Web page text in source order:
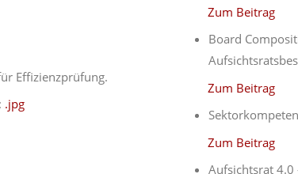
Zum Beitrag
Board
Zum Beitrag
Zum Beitrag
Aufsichtsrat 4.0
Effizienzprüfung.
.jpg